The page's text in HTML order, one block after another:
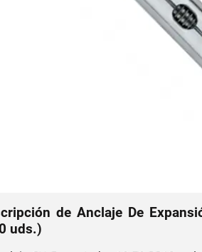
de Anclaje De
uds.)